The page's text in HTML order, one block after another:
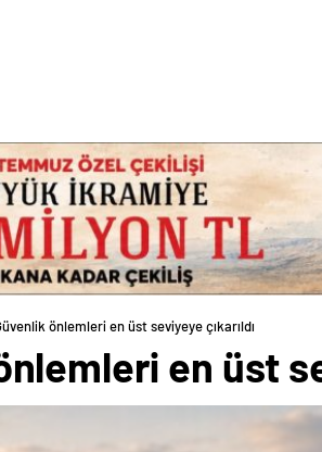
önlemleri en üst seviyeye çıkarıldı
en üst